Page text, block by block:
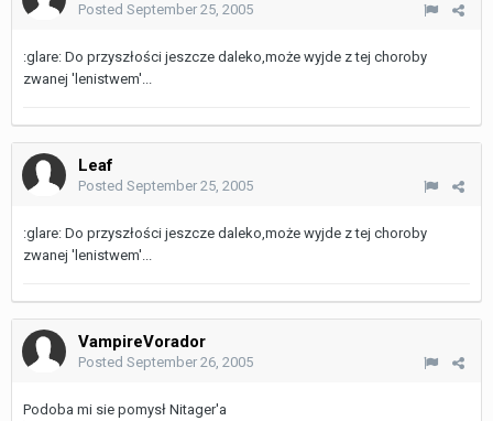
Posted September 25, 2005
:glare: Do przyszłości jeszcze daleko,może wyjde z tej choroby
zwanej 'lenistwem'...
Leaf
Posted September 25, 2005
:glare: Do przyszłości jeszcze daleko,może wyjde z tej choroby
zwanej 'lenistwem'...
VampireVorador
Posted September 26, 2005
Podoba mi sie pomysł Nitager'a